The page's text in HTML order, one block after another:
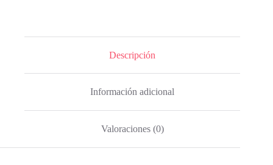
Descripción
Información adicional
Valoraciones (0)